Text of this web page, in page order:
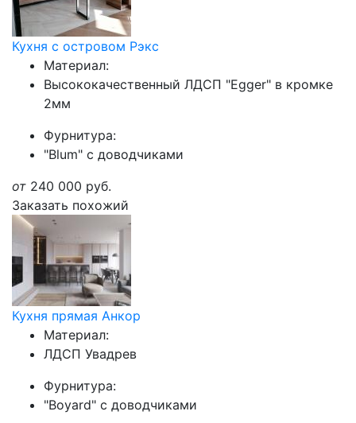
Кухня с островом Рэкс
Материал:
Высококачественный ЛДСП "Egger" в кромке
2мм
Фурнитура:
"Blum" с доводчиками
от 240 000 руб.
Заказать похожий
Кухня прямая Анкор
Материал:
ЛДСП Увадрев
Фурнитура:
"Boyard" с доводчиками